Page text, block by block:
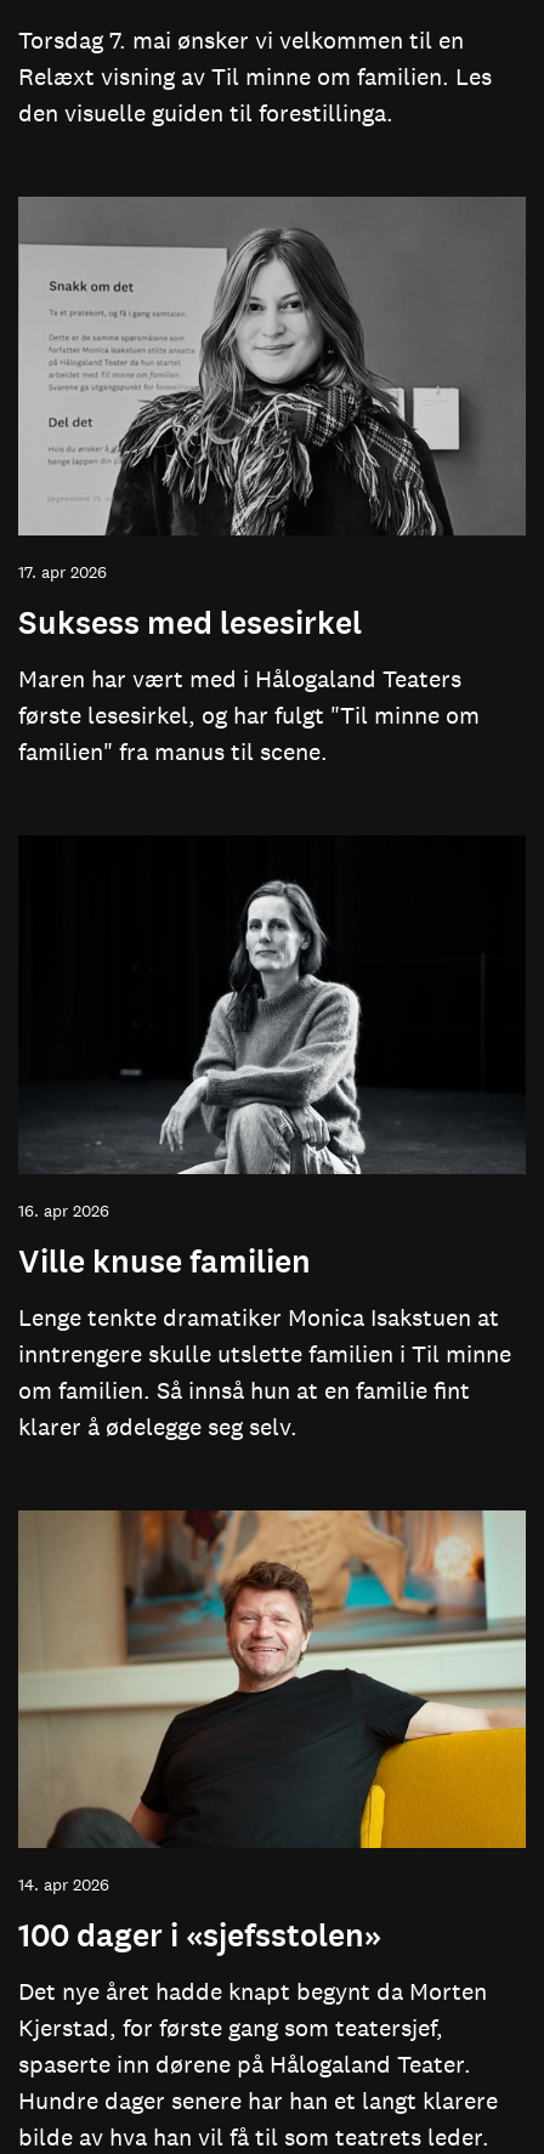
Torsdag 7. mai ønsker vi velkommen til en
Relæxt visning av Til minne om familien. Les
den visuelle guiden til forestillinga.
17. apr 2026
Suksess med lesesirkel
Maren har vært med i Hålogaland Teaters
første lesesirkel, og har fulgt "Til minne om
familien" fra manus til scene.
16. apr 2026
Ville knuse familien
Lenge tenkte dramatiker Monica Isakstuen at
inntrengere skulle utslette familien i Til minne
om familien. Så innså hun at en familie fint
klarer å ødelegge seg selv.
14. apr 2026
100 dager i «sjefsstolen»
Det nye året hadde knapt begynt da Morten
Kjerstad, for første gang som teatersjef,
spaserte inn dørene på Hålogaland Teater.
Hundre dager senere har han et langt klarere
bilde av hva han vil få til som teatrets leder.